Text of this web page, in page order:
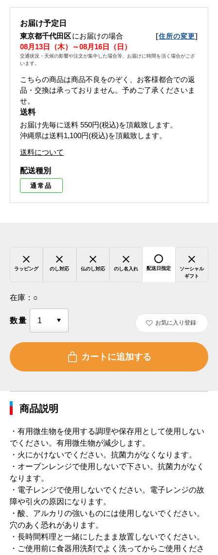
お届け予定日
東京都千代田区にお届けの場合 [住所の変更]
08月13日（木）～08月16日（日）
交通状況・天候の影響や注文が集中した場合等、お届けに時間を頂く場合がござ
います。
こちらの商品は商品不良をのぞく、お客様都合での返
品・交換は承っておりません。予めご了承くださいま
せ。
送料
お届け先毎に送料 550円(税込)を頂戴致します。
沖縄県は送料1,100円(税込)を頂戴致します。
送料について
配送種別
通常品
ラッピング のし対応 仏のし対応 のし名入れ 配送日指定
ソーシャル
ギフト
在庫： ○
数量 お気に入り登録
商品説明
・有用微生物を使用する調理や保存用として使用しない
でください。有用微生物が減少します。
・火にかけないでください。抗菌力がなくなります。
・オーブンレンジで使用しないで下さい。抗菌力がなく
なります。
・電子レンジで使用しないでください。電子レンジの故
障や引火の原因になります。
・酸、アルカリの強いものには使用しないでください。
穴のあく恐れがあります。
・長時間料理と一緒にしたまま放置しないでください。
・ご使用前に食器用洗剤でよく洗ってからご使用くださ